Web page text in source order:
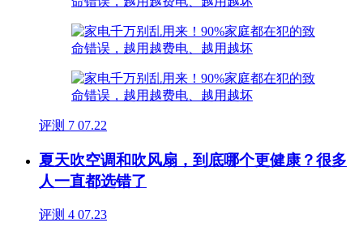
评测 7 07.22
夏天吹空调和吹风扇，到底哪个更健康？很多
人一直都选错了
评测 4 07.23